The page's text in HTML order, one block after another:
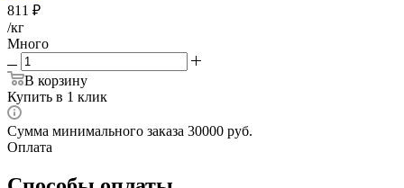
811 ₽
/кг
Много
В корзину
Купить в 1 клик
Сумма минимального заказа 30000 руб.
Оплата